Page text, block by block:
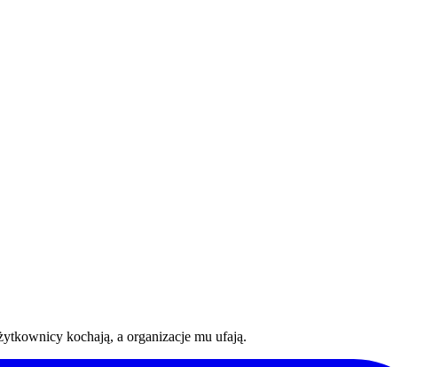
kochają, a organizacje mu ufają.